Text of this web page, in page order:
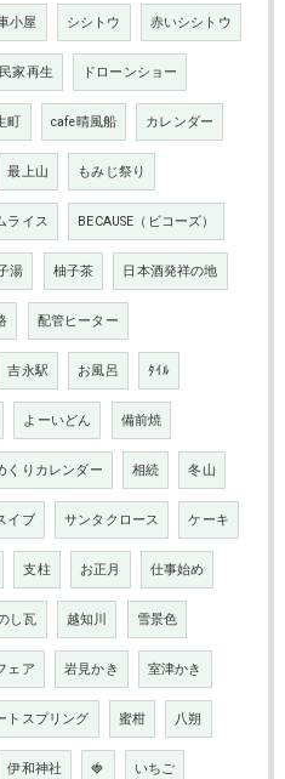
小屋 シシトウ 赤いシシトウ
家再生 ドローンショー
cafe晴風船 カレンダー
最上山 もみじ祭り
ライス BECAUSE（ビコーズ）
湯 柚子茶 日本酒発祥の地
配管ヒーター
吉永駅 お風呂 ﾀｲﾙ
よーいどん 備前焼
くりカレンダー 相続 冬山
イブ サンタクロース ケーキ
支柱 お正月 仕事始め
し瓦 越知川 雪景色
ェア 岩見かき 室津かき
トスプリング 蜜柑 八朔
伊和神社 🍓 いちご